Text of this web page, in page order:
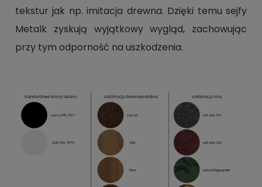
tekstur jak np. imitacja drewna. Dzięki temu sejfy
Metalk zyskują wyjątkowy wygląd, zachowując
przy tym odporność na uszkodzenia.